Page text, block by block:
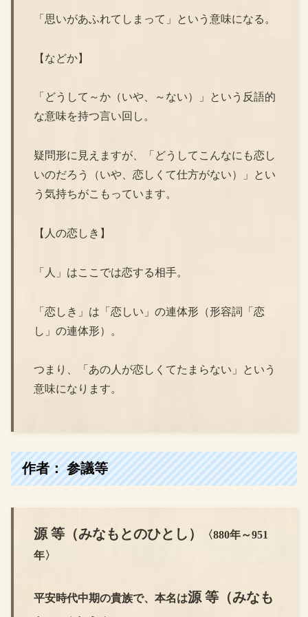
「思いがあふれてしまって」という意味になる。
【などか】
「どうして～か（いや、～ない）」という反語的
な意味を持つ言い回し。
疑問形に見えますが、「どうしてこんなにも恋し
いのだろう（いや、恋しくて仕方がない）」とい
う気持ちがこもっています。
【人の恋しき】
「人」はここでは恋する相手。
「恋しき」は「恋しい」の連体形（形容詞「恋
し」の連体形）。
つまり、「あの人が恋しくてたまらない」という
意味になります。
作者： 参議等
源 等（みなもとのひとし）
〈880年～951
年〉
平安時代中期の貴族で、本名は源 等（みなも